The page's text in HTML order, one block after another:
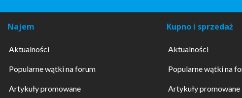
Najem
Aktualności
Popularne wątki na forum
Artykuły promowane
Kupno i sprzedaż
Aktualności
Popularne wątki na
Artykuły promowane